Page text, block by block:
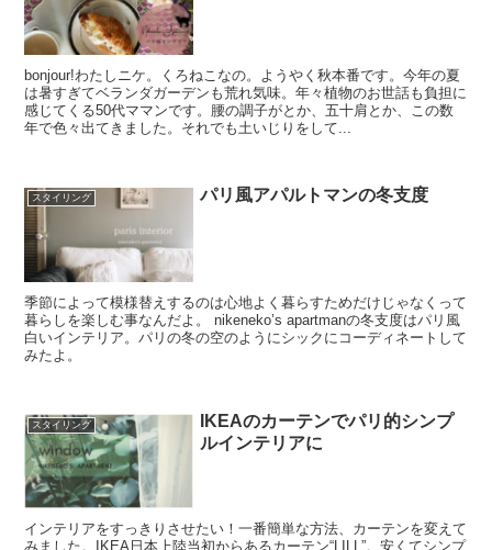
bonjour!わたしニケ。くろねこなの。ようやく秋本番です。今年の夏
は暑すぎてベランダガーデンも荒れ気味。年々植物のお世話も負担に
感じてくる50代ママンです。腰の調子がとか、五十肩とか、この数
年で色々出てきました。それでも土いじりをして...
スタイリング パリ風アパルトマンの冬支度
季節によって模様替えするのは心地よく暮らすためだけじゃなくって
暮らしを楽しむ事なんだよ。 nikeneko’s apartmanの冬支度はパリ風
白いインテリア。パリの冬の空のようにシックにコーディネートして
みたよ。
スタイリング
IKEAのカーテンでパリ的シンプ
ルインテリアに
インテリアをすっきりさせたい！一番簡単な方法、カーテンを変えて
みました。IKEA日本上陸当初からあるカーテン“LILL”。安くてシンプ